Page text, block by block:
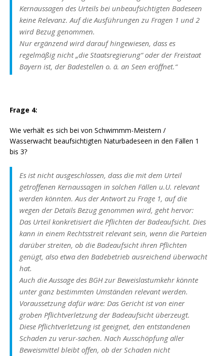
Kernaussagen des Urteils bei unbeaufsichtigten Badeseen
keine Relevanz. Auf die Ausführungen zu Fragen 1 und 2
wird Bezug genommen.
Nur ergänzend wird darauf hingewiesen, dass es
regelmäßig nicht „die Staatsregierung“ oder der Freistaat
Bayern ist, der Badestellen o. ä. an Seen eröffnet.“
Frage 4:
Wie verhält es sich bei von Schwimmm-Meistern /
Wasserwacht beaufsichtigten Naturbadeseen in den Fällen 1
bis 3?
Es ist nicht ausgeschlossen, dass die mit dem Urteil
getroffenen Kernaussagen in solchen Fällen u.U. relevant
werden könnten. Aus der Antwort zu Frage 1, auf die
wegen der Details Bezug genommen wird, geht hervor:
Das Urteil konkretisiert die Pflichten der Badeaufsicht. Dies
kann in einem Rechtsstreit relevant sein, wenn die Parteien
darüber streiten, ob die Badeaufsicht ihren Pflichten
genügt, also etwa den Badebetrieb ausreichend überwacht
hat.
Auch die Aussage des BGH zur Beweislastumkehr könnte
unter ganz bestimmten Umständen relevant werden.
Voraussetzung dafür wäre: Das Gericht ist von einer
groben Pflichtverletzung der Badeaufsicht überzeugt.
Diese Pflichtverletzung ist geeignet, den entstandenen
Schaden zu verur-sachen. Nach Ausschöpfung aller
Beweismittel bleibt offen, ob der Schaden nicht